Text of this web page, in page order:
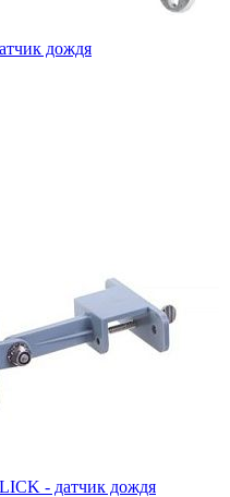
дождя
- датчик дождя